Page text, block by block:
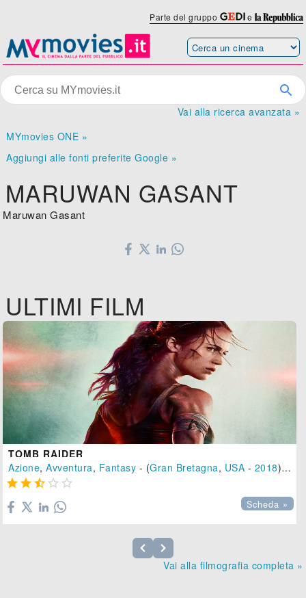
Parte del gruppo e
Vai alla ricerca avanzata »
MYmovies ONE »
Aggiungi alle fonti preferite Google »
MARUWAN GASANT
Maruwan Gasant
ULTIMI FILM
TOMB RAIDER
Azione,Avventura, Fantasy - (Gran Bretagna, USA - 2018), 118 min.
    
Scheda »
Vai alla filmografia completa »